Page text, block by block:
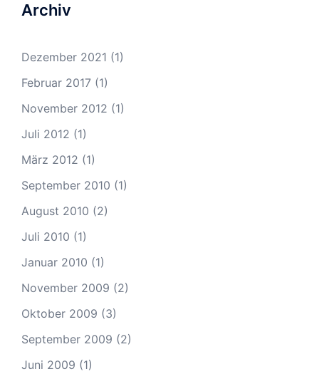
Archiv
Dezember 2021 (1)
Februar 2017 (1)
November 2012 (1)
Juli 2012 (1)
März 2012 (1)
September 2010 (1)
August 2010 (2)
Juli 2010 (1)
Januar 2010 (1)
November 2009 (2)
Oktober 2009 (3)
September 2009 (2)
Juni 2009 (1)